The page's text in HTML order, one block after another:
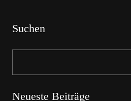
Suchen
Neueste Beiträge